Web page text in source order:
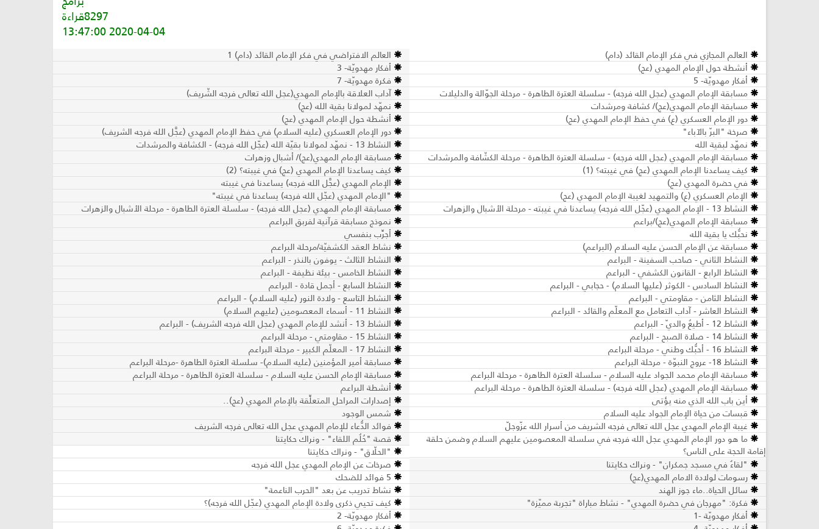
8297قراءة
2020-04-04 13:47:00
العالم المجازي في فكر الإمام القائد (دام)
العالم الافتراضي في فكر الإمام القائد (دام) 1
أنشطة حول الإمام المهدي (عج)
أفكار مهدويّة- 3
أفكار مهدويّة- 5
فكرة مهدويّة- 7
مسابقة الإمام المهدي (عجل الله فرجه) - سلسلة العترة الطاهرة - مرحلة الجوّالة والدليلات
آداب العلاقة بالإمام المهدي(عجل الله تعالى فرجه الشّريف)
مسابقة الإمام المهدي(عج)/ كشافة ومرشدات
نمهّد لمولانا بقية الله (عج)
دور الإمام العسكري (ع) في حفظ الإمام المهدي (عج)
أنشطة حول الإمام المهدي (عج)
صرخة "البرّ بالآباء"
دور الإمام العسكري (عليه السلام) في حفظ الإمام المهدي (عجَّل الله فرجه الشريف)
نمهّد لبقية الله
النشاط 13 - نمهّد لمولانا بقيّة الله (عجّل الله فرجه) - الكشافة والمرشدات
مسابقة الإمام المهدي (عجل الله فرجه) - سلسلة العترة الطاهرة - مرحلة الكشّافة والمرشدات
مسابقة الإمام المهدي(عج)/ أشبال وزهرات
كيف يساعدنا الإمام المهدي (عج) في غيبته؟ (1)
كيف يساعدنا الإمام المهدي (عج) في غيبته؟ (2)
في حضرة المهدي (عج)
الإمام المهدي (عجَّل الله فرجه) يساعدنا في غيبته
الإمام العسكري (ع) والتمهيد لغيبة الإمام المهدي (عج)
"الإمام المهدي (عجّل الله فرجه) يساعدنا في غيبته"
النشاط 13 - الإمام المهدي (عجّل الله فرجه) يساعدنا في غيبته - مرحلة الأشبال والزهرات
مسابقة الإمام المهدي (عجل الله فرجه) - سلسلة العترة الطاهرة - مرحلة الأشبال والزهرات
مسابقة الإمام المهدي(عج)/براعم
نموذج مسابقة قرآنية لفربق البراعم
نحبُّك يا بقية الله
أجرِّب بنفسي
مسابقة عن الإمام الحسن عليه السلام (البراعم)
نشاط العقد الكشفيّة/مرحلة البراعم
النشاط الثاني - صاحب السفينة - البراعم
النشاط الثالث - يوفون بالنذر - البراعم
النشاط الرابع - القانون الكشفي - البراعم
النشاط الخامس - بيئة نظيفة - البراعم
النشاط السادس - الكوثر (عليها السلام) - حجابي - البراعم
النشاط السابع - أجمل قادة - البراعم
النشاط الثامن - مقاومتي - البراعم
النشاط التاسع - ولادة النور (عليه السلام) - البراعم
النشاط العاشر - آداب التعامل مع المعلّم والقائد - البراعم
النشاط 11 - أسماء المعصومين (عليهم السلام)
النشاط 12 - أطيعُ والديّ - البراعم
النشاط 13 - أنشد للإمام المهدي (عجل الله فرجه الشريف) - البراعم
النشاط 14 - صلاة الصبح - البراعم
النشاط 15 - مقاومتي - مرحلة البراعم
النشاط 16 - أحبُّك وطني - مرحلة البراعم
النشاط 17 - المعلّم الكبير - مرحلة البراعم
النشاط 18- عروج النبوّة - مرحلة البراعم
مسابقة أمير المؤمنين (عليه السلام)- سلسلة العترة الطاهرة -مرحلة البراعم
مسابقة الإمام محمد الجواد عليه السلام - سلسلة العترة الطاهرة - مرحلة البراعم
مسابقة الإمام الحسن عليه السلام - سلسلة العترة الطاهرة - مرحلة البراعم
مسابقة الإمام المهدي (عجل الله فرجه) - سلسلة العترة الطاهرة - مرحلة البراعم
أنشطة البراعم
أين باب الله الذي منه يؤتى
إصدارات المراحل المتعلِّقة بالإمام المهدي (عج)..
قبسات من حياة الإمام الجواد عليه السلام
شمس الوجود
غيبة الإمام المهدي عجل الله تعالى فرجه الشريف من أسرار الله عزّوجلّ
فوائد الدُّعاء للإمام المهدي عجل الله تعالى فرجه الشريف
ما هو دور الإمام المهدي عجل الله فرجه في سلسلة المعصومين عليهم السلام وضمن حلقة
إقامة الحجة على الناس؟
قصة "حُلُم اللقاء" - ونراك حكايتنا
"الحلّاق" - ونراك حكايتنا
"لقاءٌ في مسجد جمكران" - ونراك حكايتنا
صرخات عن الإمام المهدي عجل الله فرجه
رسومات لولادة الامام المهدي(عج)
5 فوائد للضحك
سائل الحياة..ماء جوز الهند
نشاط تدريب عن بعد "الحرب الناعمة"
فكرة: "مهرجان في حضرة المهدي" - نشاط مباراة "تجربة مميّزة"
كيف تحيي ذكرى ولادة الإمام المهدي (عجّل الله فرجه)؟
أفكار مهدويّة -1
أفكار مهدويّة- 2